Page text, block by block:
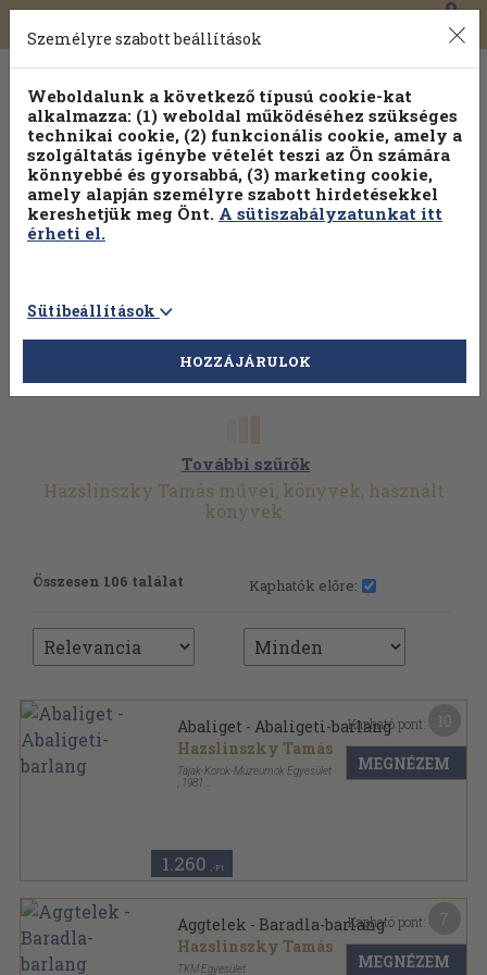
Toggle
navigation
0
További szűrők
Hazslinszky Tamás művei, könyvek, használt
könyvek
Összesen 106 találat Kaphatók előre:
Abaliget - Abaligeti-barlang
Hazslinszky Tamás
Tájak-Korok-Múzeumok Egyesület
1981
1.260 ,-Ft
Kapható pont:
MEGNÉZEM
Aggtelek - Baradla-barlang
Hazslinszky Tamás
TKM Egyesület
Kapható pont:
MEGNÉZEM
Személyre szabott beállítások
Weboldalunk a következő típusú cookie-kat
alkalmazza: (1) weboldal működéséhez szükséges
technikai cookie, (2) funkcionális cookie, amely a
szolgáltatás igénybe vételét teszi az Ön számára
könnyebbé és gyorsabbá, (3) marketing cookie,
amely alapján személyre szabott hirdetésekkel
kereshetjük meg Önt. A sütiszabályzatunkat itt
érheti el.
Sütibeállítások
HOZZÁJÁRULOK